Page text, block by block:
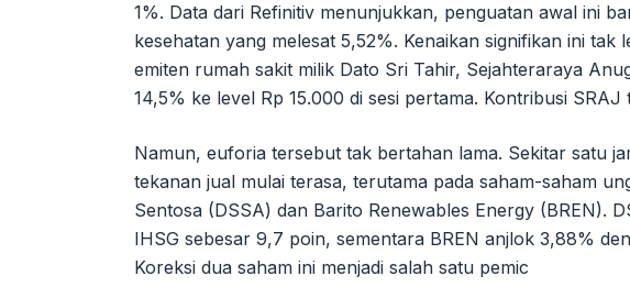
1%. Data dari Refinitiv menunjukkan, penguatan awal ini
kesehatan yang melesat 5,52%. Kenaikan signifikan ini tak
emiten rumah sakit milik Dato Sri Tahir, Sejahteraraya
14,5% ke level Rp 15.000 di sesi pertama. Kontribusi
Namun, euforia tersebut tak bertahan lama. Sekitar satu
tekanan jual mulai terasa, terutama pada saham-saham
Sentosa (DSSA) dan Barito Renewables Energy (BREN).
IHSG sebesar 9,7 poin, sementara BREN anjlok 3,88%
Koreksi dua saham ini menjadi salah satu pemic